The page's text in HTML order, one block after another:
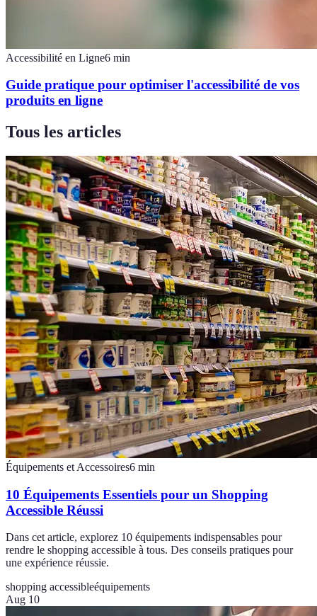
Accessibilité en Ligne6 min
Guide pratique pour optimiser l'accessibilité de vos
produits en ligne
Tous les articles
Équipements et Accessoires6 min
10 Équipements Essentiels pour un Shopping
Accessible Réussi
Dans cet article, explorez 10 équipements indispensables pour
rendre le shopping accessible à tous. Des conseils pratiques pour
une expérience réussie.
shopping accessibleéquipements
Aug 10